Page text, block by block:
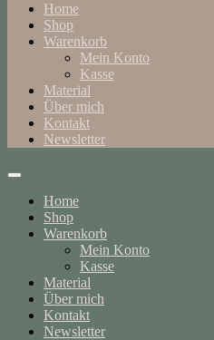
Home
Shop
Warenkorb
Mein Konto
Kasse
Material
Über mich
Kontakt
Newsletter
Home
Shop
Warenkorb
Mein Konto
Kasse
Material
Über mich
Kontakt
Newsletter